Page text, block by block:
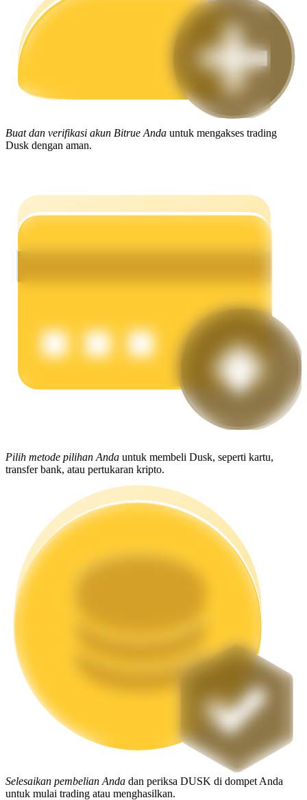
Pelajari cara untuk tetap menghasilkan keuntungan
Menghasilkan
Babi Kekuatan
Mempertaruhkan
Pengembalian tinggi & akses instan
Launchpool
Staking fleksibel untuk mendapatkan token populer
Buat dan verifikasi akun Bitrue Anda untuk mengakses trading
Dusk dengan aman.
Pilih metode pilihan Anda untuk membeli Dusk, seperti kartu,
transfer bank, atau pertukaran kripto.
Selesaikan pembelian Anda dan periksa DUSK di dompet Anda
untuk mulai trading atau menghasilkan.